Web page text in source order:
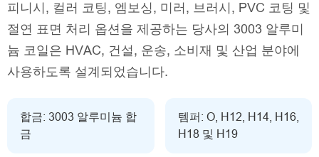
피니시, 컬러 코팅, 엠보싱, 미러, 브러시, PVC 코팅 및
절연 표면 처리 옵션을 제공하는 당사의 3003 알루미
늄 코일은 HVAC, 건설, 운송, 소비재 및 산업 분야에
사용하도록 설계되었습니다.
합금: 3003 알루미늄 합
금
템퍼: O, H12, H14, H16,
H18 및 H19